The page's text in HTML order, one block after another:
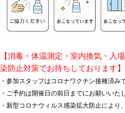
【消毒・体温測定・室内換気・入
染防止対策でお待ちしております】
・参加スタッフはコロナワクチン接種済み
・ご予約は開催日の前日までにお願いいた
・新型コロナウィルス感染拡大防止により